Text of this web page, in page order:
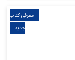
معرفی کتاب
جدید